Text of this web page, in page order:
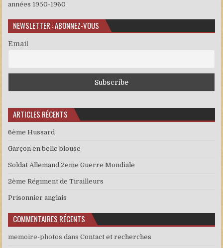
années 1950-1960
NEWSLETTER : ABONNEZ-VOUS
Email
ARTICLES RÉCENTS
6ème Hussard
Garçon en belle blouse
Soldat Allemand 2eme Guerre Mondiale
2ème Régiment de Tirailleurs
Prisonnier anglais
COMMENTAIRES RÉCENTS
memoire-photos dansContact et recherches